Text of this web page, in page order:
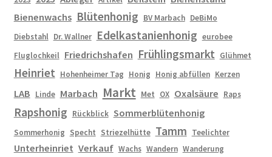
Bienenwachs Blütenhonig BV Marbach DeBiMo
Diebstahl Dr. Wallner Edelkastanienhonig eurobee
Fluglochkeil Friedrichshafen Frühlingsmarkt Glühmet
Heinriet Hohenheimer Tag Honig Honig abfüllen Kerzen
LAB Linde Marbach Markt Met OX Oxalsäure Raps
Rapshonig Rückblick Sommerblütenhonig
Sommerhonig Specht Striezelhütte Tamm Teelichter
Unterheinriet Verkauf Wachs Wandern Wanderung